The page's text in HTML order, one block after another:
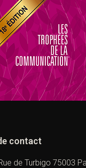
contact
de Turbigo 75003